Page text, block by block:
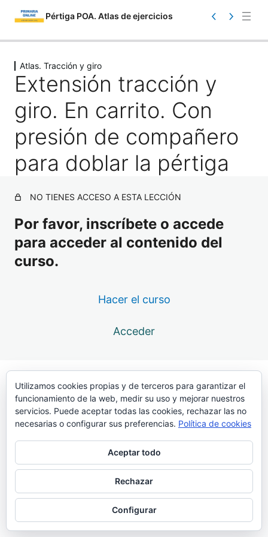
contenido
Pértiga POA. Atlas de ejercicios
Atlas. Información
Atlas. Toma de contacto
17 lecciones
Atlas. Iniciación
23 lecciones
Atlas. Carrera
Atlas. Transporte
19 lecciones
Atlas. Clavada
69 lecciones
Atlas. Penetración
Atlas. Pullover
20 lecciones
18 lecciones
Atlas. Recogida y extensión
63 lecciones
Atlas. Tracción y giro
Extensión tracción y
giro. En carrito. Con
presión de compañero
para doblar la pértiga
NO TIENES ACCESO A ESTA LECCIÓN
Por favor, inscríbete o accede
para acceder al contenido del
curso.
Hacer el curso
Acceder
eri
or
uie
Utilizamos cookies propias y de terceros para garantizar el
funcionamiento de la web, medir su uso y mejorar nuestros
servicios. Puede aceptar todas las cookies, rechazar las no
necesarias o configurar sus preferencias. Política de cookies
Aceptar todo
Rechazar
Configurar